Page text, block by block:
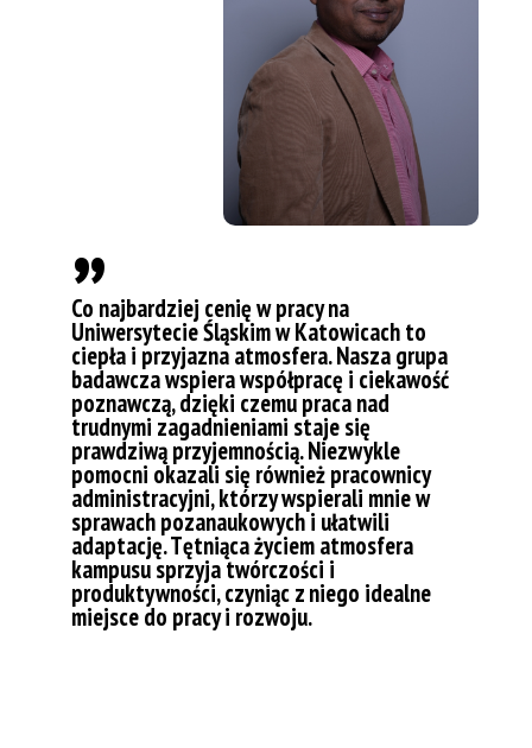
„
Co najbardziej cenię w pracy na
Uniwersytecie Śląskim w Katowicach to
ciepła i przyjazna atmosfera. Nasza grupa
badawcza wspiera współpracę i ciekawość
poznawczą, dzięki czemu praca nad
trudnymi zagadnieniami staje się
prawdziwą przyjemnością. Niezwykle
pomocni okazali się również pracownicy
administracyjni, którzy wspierali mnie w
sprawach pozanaukowych i ułatwili
adaptację. Tętniąca życiem atmosfera
kampusu sprzyja twórczości i
produktywności, czyniąc z niego idealne
miejsce do pracy i rozwoju.